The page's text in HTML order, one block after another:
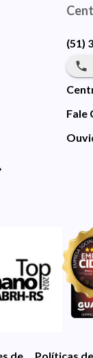
(51)
Fale
de UsoPolíticas